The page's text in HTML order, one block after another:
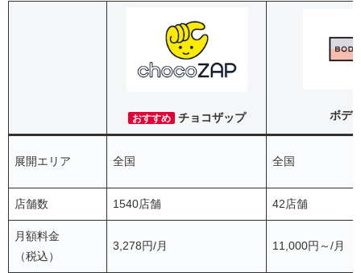
おすすめ チョコザップ ボデ
展開エリア 全国 全国
店舗数 1540店舗 42店舗
月額料金
（税込）
3,278円/月 11,000円～/月